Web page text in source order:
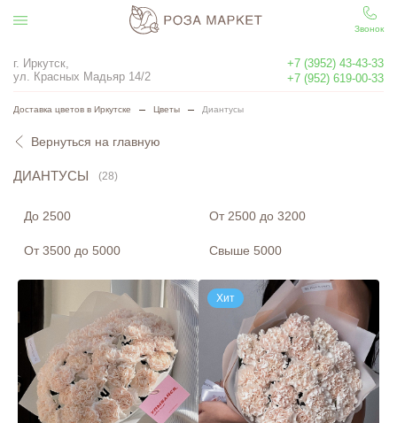
Звонок
г. Иркутск,
ул. Красных Мадьяр 14/2
+7 (3952) 43-43-33
+7 (952) 619-00-33
Доставка цветов в Иркутске Цветы Диантусы
Вернуться на главную
ДИАНТУСЫ (28)
До 2500 От 2500 до 3200
От 3500 до 5000 Свыше 5000
Хит